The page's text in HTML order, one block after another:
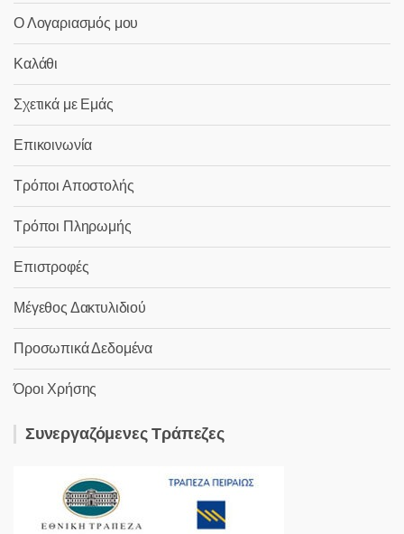
Ο Λογαριασμός μου
Καλάθι
Σχετικά με Εμάς
Επικοινωνία
Τρόποι Αποστολής
Τρόποι Πληρωμής
Επιστροφές
Μέγεθος Δακτυλιδιού
Προσωπικά Δεδομένα
Όροι Χρήσης
Συνεργαζόμενες Τράπεζες